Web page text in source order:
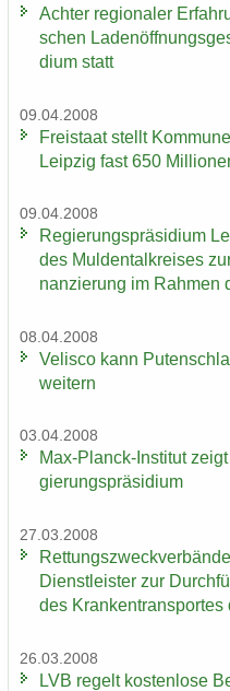
Ach­ter re­gio­na­ler
schen
di­um statt
09.04.2008
Frei­staat stellt
Leip­zig fast 650
09.04.2008
Re­gie­rungs­prä­si­di­um
des Mul­den­tal­krei­ses
nan­zie­rung im Rah­men
08.04.2008
Ve­lis­co kann
wei­tern
03.04.2008
Max-​Planck-Institut
gie­rungs­prä­si­di­um
27.03.2008
Dienst­leis­ter zur
des Kran­ken­trans­por­tes
26.03.2008
LVB re­gelt kos­ten­lo­se